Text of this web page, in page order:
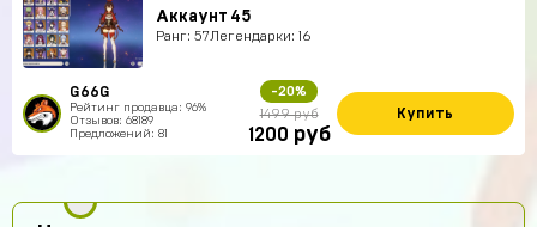
Аккаунт 45
Ранг: 57Легендарки: 16
G66G
Рейтинг продавца: 96%
Отзывов: 68189
Предложений: 81
-20%
1499 руб
1200 руб
Купить